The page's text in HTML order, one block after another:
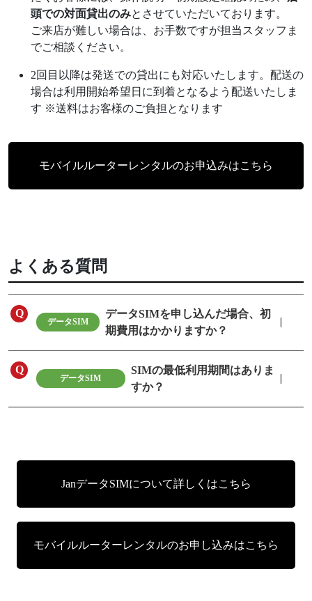
頭での対面貸出のみとさせていただいております。
ご来店が難しい場合は、お手数ですが担当スタッフま
でご相談ください。
2回目以降は発送での貸出にも対応いたします。配送の
場合は利用開始希望日に到着となるよう配送いたしま
す ※送料はお客様のご負担となります
モバイルルーターレンタルのお申込みはこちら
よくある質問
データSIM
データSIMを申し込んだ場合、初
期費用はかかりますか？
データSIM
SIMの最低利用期間はありま
すか？
JanデータSIMについて詳しくはこちら
モバイルルーターレンタルのお申し込みはこちら